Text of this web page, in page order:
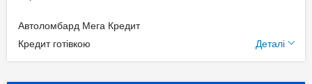
Автоломбард Мега Кредит
Кредит готівкою
Деталі